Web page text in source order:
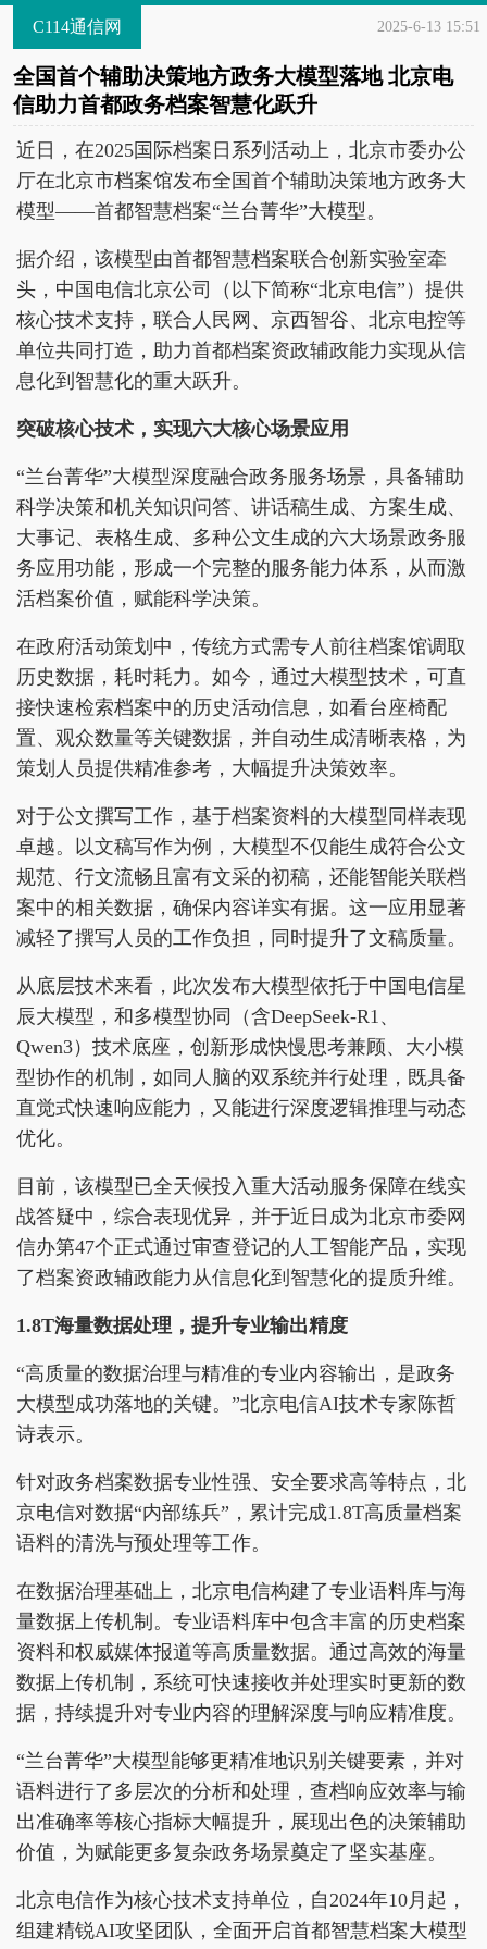
C114通信网 2025-6-13 15:51
全国首个辅助决策地方政务大模型落地 北京电
信助力首都政务档案智慧化跃升
近日，在2025国际档案日系列活动上，北京市委办公
厅在北京市档案馆发布全国首个辅助决策地方政务大
模型——首都智慧档案“兰台菁华”大模型。
据介绍，该模型由首都智慧档案联合创新实验室牵
头，中国电信北京公司（以下简称“北京电信”）提供
核心技术支持，联合人民网、京西智谷、北京电控等
单位共同打造，助力首都档案资政辅政能力实现从信
息化到智慧化的重大跃升。
突破核心技术 ，实现六大核心场景应用
“兰台菁华”大模型深度融合政务服务场景，具备辅助
科学决策和机关知识问答、讲话稿生成、方案生成、
大事记、表格生成、多种公文生成的六大场景政务服
务应用功能，形成一个完整的服务能力体系，从而激
活档案价值，赋能科学决策。
在政府活动策划中，传统方式需专人前往档案馆调取
历史数据，耗时耗力。如今，通过大模型技术，可直
接快速检索档案中的历史活动信息，如看台座椅配
置、观众数量等关键数据，并自动生成清晰表格，为
策划人员提供精准参考，大幅提升决策效率。
对于公文撰写工作，基于档案资料的大模型同样表现
卓越。以文稿写作为例，大模型不仅能生成符合公文
规范、行文流畅且富有文采的初稿，还能智能关联档
案中的相关数据，确保内容详实有据。这一应用显著
减轻了撰写人员的工作负担，同时提升了文稿质量。
从底层技术来看，此次发布大模型依托于中国电信星
辰大模型，和多模型协同（含DeepSeek-R1、
Qwen3）技术底座，创新形成快慢思考兼顾、大小模
型协作的机制，如同人脑的双系统并行处理，既具备
直觉式快速响应能力，又能进行深度逻辑推理与动态
优化。
目前，该模型已全天候投入重大活动服务保障在线实
战答疑中，综合表现优异，并于近日成为北京市委网
信办第47个正式通过审查登记的人工智能产品，实现
了档案资政辅政能力从信息化到智慧化的提质升维。
1.8T海量数据处理，提升专业输出精度
“高质量的数据治理与精准的专业内容输出，是政务
大模型成功落地的关键。”北京电信AI技术专家陈哲
诗表示。
针对政务档案数据专业性强、安全要求高等特点，北
京电信对数据“内部练兵”，累计完成1.8T高质量档案
语料的清洗与预处理等工作。
在数据治理基础上，北京电信构建了专业语料库与海
量数据上传机制。专业语料库中包含丰富的历史档案
资料和权威媒体报道等高质量数据。通过高效的海量
数据上传机制，系统可快速接收并处理实时更新的数
据，持续提升对专业内容的理解深度与响应精准度。
“兰台菁华”大模型能够更精准地识别关键要素，并对
语料进行了多层次的分析和处理，查档响应效率与输
出准确率等核心指标大幅提升，展现出色的决策辅助
价值，为赋能更多复杂政务场景奠定了坚实基座。
北京电信作为核心技术支持单位，自2024年10月起，
组建精锐AI攻坚团队，全面开启首都智慧档案大模型